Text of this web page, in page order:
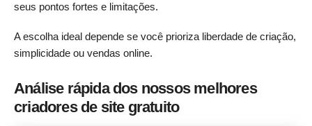
seus pontos fortes e limitações.
A escolha ideal depende se você prioriza liberdade de criação,
simplicidade ou vendas online.
Análise rápida dos nossos melhores
criadores de site gratuito